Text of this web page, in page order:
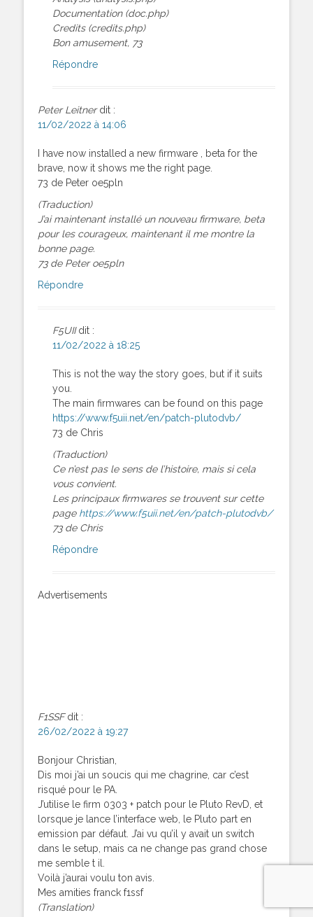
Documentation (doc.php)
Credits (credits.php)
Bon amusement, 73
Répondre
Peter Leitner dit :
11/02/2022 à 14:06
I have now installed a new firmware , beta for the
brave, now it shows me the right page.
73 de Peter oe5pln
(Traduction)
J’ai maintenant installé un nouveau firmware, beta
pour les courageux, maintenant il me montre la
bonne page.
73 de Peter oe5pln
Répondre
F5UII dit :
11/02/2022 à 18:25
This is not the way the story goes, but if it suits
you.
The main firmwares can be found on this page
https://www.f5uii.net/en/patch-plutodvb/
73 de Chris
(Traduction)
Ce n’est pas le sens de l’histoire, mais si cela
vous convient.
Les principaux firmwares se trouvent sur cette
page https://www.f5uii.net/en/patch-plutodvb/
73 de Chris
Répondre
Advertisements
F1SSF dit :
26/02/2022 à 19:27
Bonjour Christian,
Dis moi j’ai un soucis qui me chagrine, car c’est
risqué pour le PA.
J’utilise le firm 0303 + patch pour le Pluto RevD, et
lorsque je lance l’interface web, le Pluto part en
emission par défaut. J’ai vu qu’il y avait un switch
dans le setup, mais ca ne change pas grand chose
me semble t il.
Voilà j’aurai voulu ton avis.
Mes amities franck f1ssf
(Translation)